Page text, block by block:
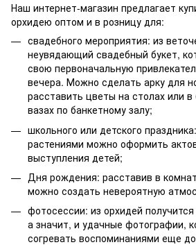
Наш интернет-магазин предлагает
орхидею оптом и в розницу для:
свадебного мероприятия: из
неувядающий свадебный букет,
свою первоначальную
вечера. Можно сделать арку для
расставить цветы на столах или
вазах по банкетному залу;
школьного или детского
растениями можно оформить
выступления детей;
Дня рождения: расставив в
можно создать невероятную
фотосессии: из орхидей
а значит, и удачные фотографии,
согревать воспоминаниями еще